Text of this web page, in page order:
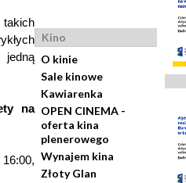
na
Kino
O kinie
Sale kinowe
Kawiarenka
OPEN CINEMA -
oferta kina
plenerowego
Wynajem kina
Złoty Glan